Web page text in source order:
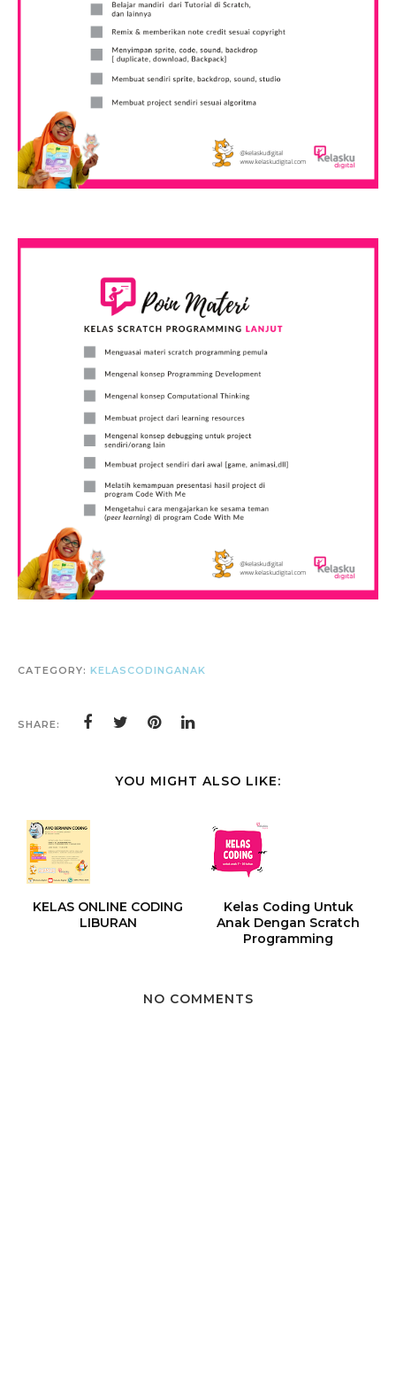
CATEGORY: KELASCODINGANAK
SHARE:
YOU MIGHT ALSO LIKE:
KELAS ONLINE CODING
LIBURAN
Kelas Coding Untuk
Anak Dengan Scratch
Programming
NO COMMENTS